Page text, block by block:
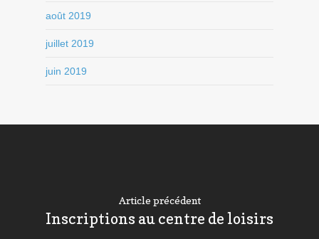
août 2019
juillet 2019
juin 2019
Article précédent
Inscriptions au centre de loisirs